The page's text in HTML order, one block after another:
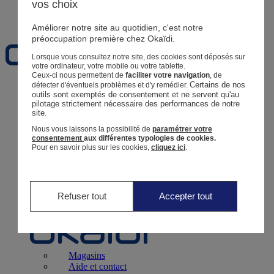
Naissance0 - 12 mois
Magasins
Retour
Bébé Fille3 mois - 5 ans
Magasins
Aide et contact
vos choix
Améliorer notre site au quotidien, c'est notre
préoccupation première chez Okaïdi.
Lorsque vous consultez notre site, des cookies sont déposés sur
votre ordinateur, votre mobile ou votre tablette.
Ceux-ci nous permettent defaciliter votre navigation , de
détecter d'éventuels problèmes et d'y remédier.Certains de nos
outils sont exemptés de consentement et ne servent qu'au
pilotage strictement nécessaire des performances de notre
site.
Nous vous laissons la possibilité deparamétrer votre
consentementaux différentes typologies de cookies.
Pour en savoir plus sur les cookies,cliquez ici
Refuser tout Accepter tout